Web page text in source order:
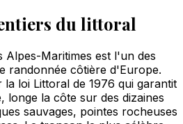
du littoral
Alpes-Maritimes est l'un des
randonnée côtière d'Europe.
loi Littoral de 1976 qui garantit
longe la côte sur des dizaines
sauvages, pointes rocheuses